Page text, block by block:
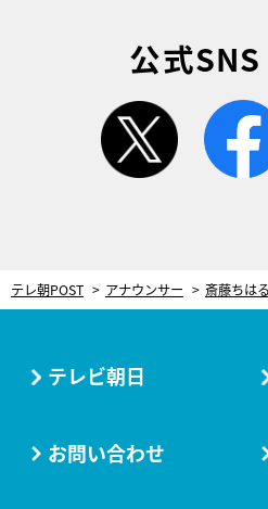
公式SNS
twitter
テレ朝POST アナウンサー
テレビ朝日
お問い合わせ